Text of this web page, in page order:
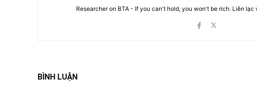
Researcher on BTA - If you can't hold, you won't be rich. Liên lạc
BÌNH LUẬN